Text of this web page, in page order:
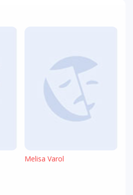
Melisa Varol